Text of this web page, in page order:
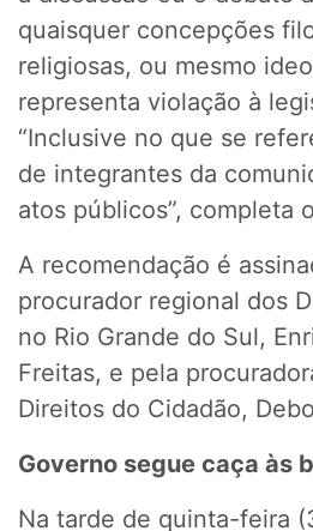
quaisquer concepções
religiosas, ou mesmo
representa violação à
“Inclusive no que se
de integrantes da
atos públicos”, completa
A recomendação é
procurador regional dos
no Rio Grande do Sul,
Freitas, e pela
Direitos do Cidadão,
Governo segue caça às
Na tarde de quinta-feira